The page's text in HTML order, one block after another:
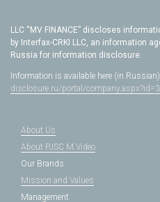
LLC “MV FINANCE” discloses
by Interfax-CRKI LLC, an information
Russia for information disclosure.
Information is available here (in
disclosure.ru/portal/
About Us
About PJSC M.Video
Our Brands
Mission and Values
Management